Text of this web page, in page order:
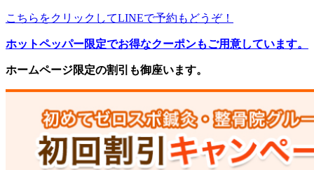
こちらをクリックしてLINEで予約もどうぞ！
ホットペッパー限定でお得なクーポンもご用意しています。
ホームページ限定の割引も御座います。